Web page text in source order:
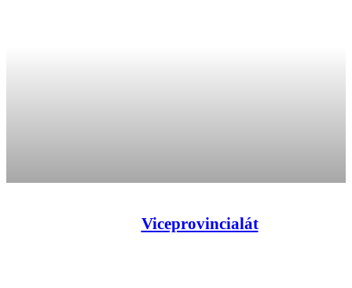
Viceprovincialát